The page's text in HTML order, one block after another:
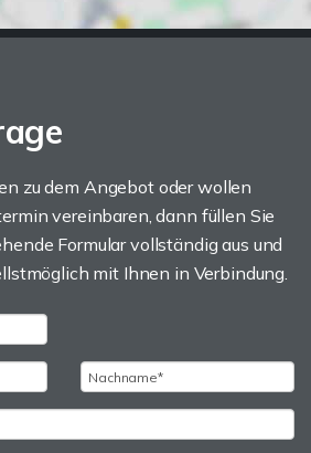
zu dem Angebot oder wollen
vereinbaren, dann füllen Sie
Formular vollständig aus und
mit Ihnen in Verbindung.